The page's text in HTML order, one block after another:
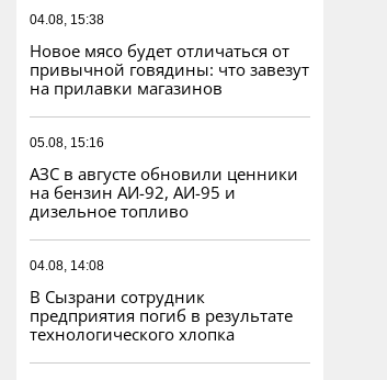
04.08, 15:38
Новое мясо будет отличаться от
привычной говядины: что завезут
на прилавки магазинов
05.08, 15:16
АЗС в августе обновили ценники
на бензин АИ-92, АИ-95 и
дизельное топливо
04.08, 14:08
В Сызрани сотрудник
предприятия погиб в результате
технологического хлопка